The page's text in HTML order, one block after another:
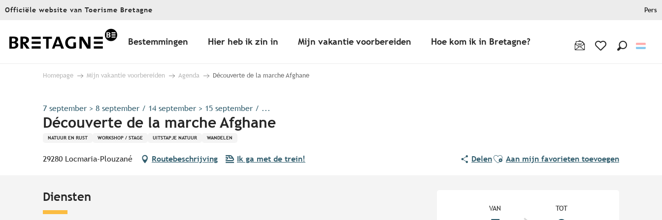
Aller
principal
Officiële website van Toerisme Bretagne Pers
Bestemmingen Hier heb ik zin in Mijn vakantie voorbereiden Hoe kom ik in Bretagne?
Homepage Mijn vakantie voorbereiden Agenda Découverte de la marche Afghane
7 september > 8 september / 14 september > 15 september / ...
Découverte de la marche Afghane
NATUUR EN RUST WORKSHOP / STAGE UITSTAPJE NATUUR WANDELEN
29280 Locmaria-Plouzané Routebeschrijving Ik ga met de trein! DelenAjouter aux favoris
Aan mijn favorieten toevoegen
VAN TOT
Diensten